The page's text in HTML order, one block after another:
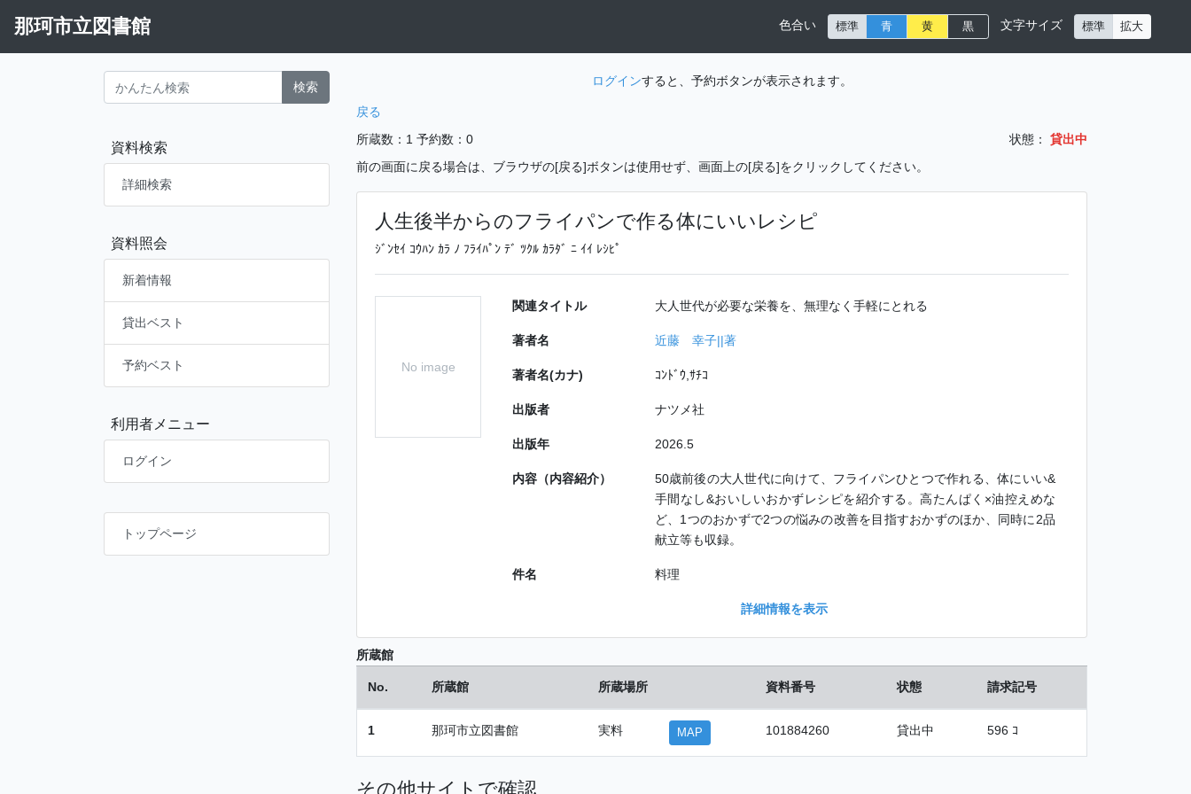
那珂市立図書館 色合い 標準 青 黄 黒 文字サイズ 標準 拡大
検索
資料検索
詳細検索
資料照会
新着情報
貸出ベスト
予約ベスト
利用者メニュー
ログイン
トップページ
ログインすると、予約ボタンが表示されます。
戻る
所蔵数：1 予約数：0 状態：
貸出中
前の画面に戻る場合は、ブラウザの[戻る]ボタンは使用せず、画面上の[戻る]をクリックしてください。
人生後半からのフライパンで作る体にいいレシピ
ｼﾞﾝｾｲ ｺｳﾊﾝ ｶﾗ ﾉ ﾌﾗｲﾊﾟﾝ ﾃﾞ ﾂｸﾙ ｶﾗﾀﾞ ﾆ ｲｲ ﾚｼﾋﾟ
No image
関連タイトル 大人世代が必要な栄養を、無理なく手軽にとれる
著者名 近藤 幸子||著
著者名(カナ) ｺﾝﾄﾞｳ,ｻﾁｺ
出版者 ナツメ社
出版年 2026.5
内容（内容紹介）
50歳前後の大人世代に向けて、フライパンひとつで作れる、体にいい&
手間なし&おいしいおかずレシピを紹介する。高たんぱく×油控えめな
ど、1つのおかずで2つの悩みの改善を目指すおかずのほか、同時に2品
献立等も収録。
件名 料理
詳細情報を表示
所蔵館
No. 所蔵館 所蔵場所 資料番号 状態 請求記号
1 那珂市立図書館 実料 MAP 101884260 貸出中 596 ｺ
その他サイトで確認